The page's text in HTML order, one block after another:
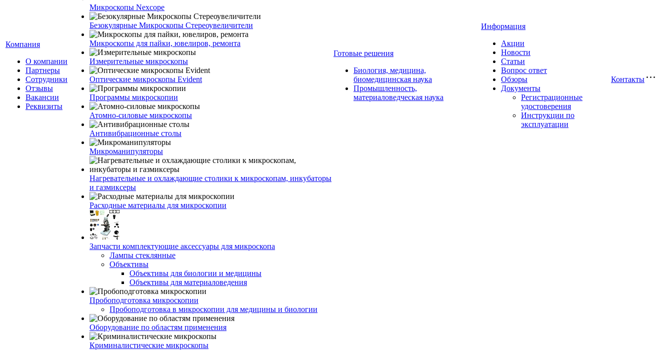
Компания
О компании
Партнеры
Сотрудники
Отзывы
Вакансии
Реквизиты
Микроскопы Nexcope
Безокулярные Микроскопы Стереоувеличители
Микроскопы для пайки, ювелиров, ремонта
Измерительные микроскопы
Оптические микроскопы Evident
Программы микроскопии
Атомно-силовые микроскопы
Антивибрационные столы
Микроманипуляторы
Нагревательные и охлаждающие столики к микроскопам, инкубаторы
и газмиксеры
Расходные материалы для микроскопии
Запчасти комплектующие аксессуары для микроскопа
Лампы стеклянные
Объективы
Объективы для биологии и медицины
Объективы для материаловедения
Пробоподготовка микроскопии
Пробоподготовка в микроскопии для медицины и биологии
Оборудование по областям применения
Криминалистические микроскопы
Готовые решения
Биология, медицина,
биомедицинская наука
Промышленность,
материаловедческая наука
Информация
Акции
Новости
Статьи
Вопрос ответ
Обзоры
Документы
Регистрационные
удостоверения
Инструкции по
эксплуатации
Контакты